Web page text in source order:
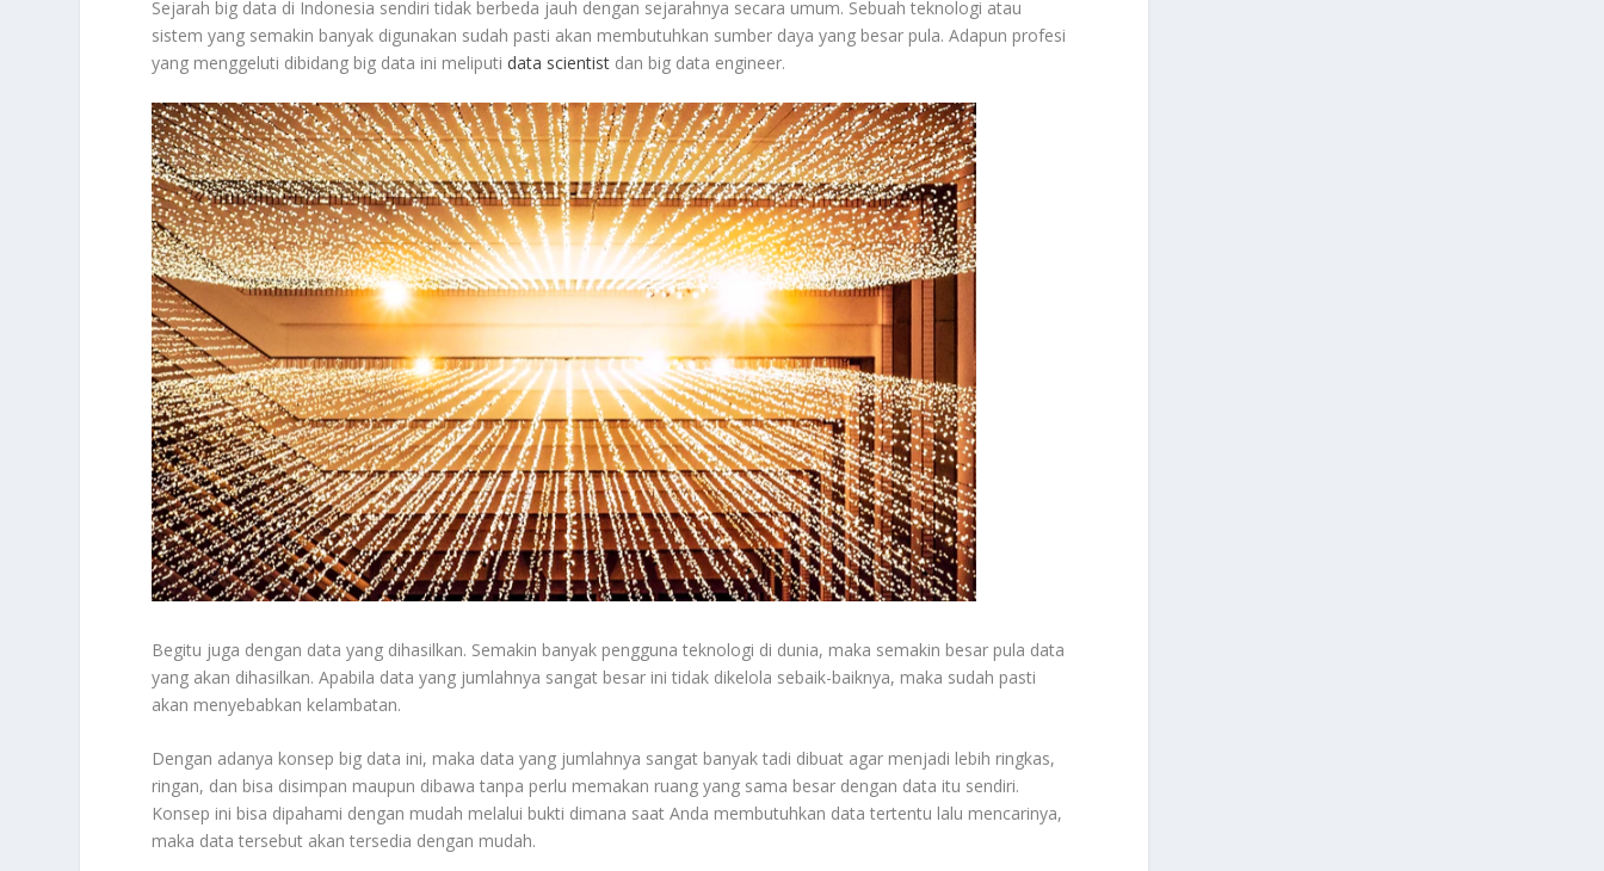
Sejarah big data di Indonesia sendiri tidak berbeda jauh dengan sejarahnya secara umum. Sebuah teknologi atau
sistem yang semakin banyak digunakan sudah pasti akan membutuhkan sumber daya yang besar pula. Adapun profesi
yang menggeluti dibidang big data ini meliputi data scientist dan big data engineer.
Begitu juga dengan data yang dihasilkan. Semakin banyak pengguna teknologi di dunia, maka semakin besar pula data
yang akan dihasilkan. Apabila data yang jumlahnya sangat besar ini tidak dikelola sebaik-baiknya, maka sudah pasti
akan menyebabkan kelambatan.
Dengan adanya konsep big data ini, maka data yang jumlahnya sangat banyak tadi dibuat agar menjadi lebih ringkas,
ringan, dan bisa disimpan maupun dibawa tanpa perlu memakan ruang yang sama besar dengan data itu sendiri.
Konsep ini bisa dipahami dengan mudah melalui bukti dimana saat Anda membutuhkan data tertentu lalu mencarinya,
maka data tersebut akan tersedia dengan mudah.